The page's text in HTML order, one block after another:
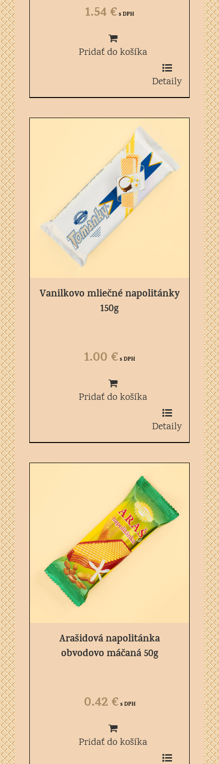
1.54€ s DPH
Pridať do košíka
Detaily
Vanilkovo mliečné napolitánky
150g
1.00 € s DPH
Pridať do košíka
Detaily
Arašidová napolitánka
obvodovo máčaná 50g
0.42 € s DPH
Pridať do košíka